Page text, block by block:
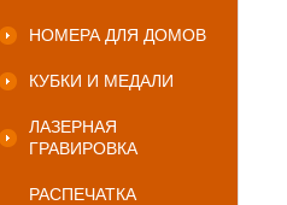
НОМЕРА ДЛЯ ДОМОВ
КУБКИ И МЕДАЛИ
ЛАЗЕРНАЯ
ГРАВИРОВКА
РАСПЕЧАТКА